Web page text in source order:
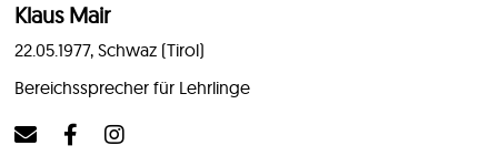
Klaus Mair
22.05.1977, Schwaz (Tirol)
Bereichssprecher für Lehrlinge